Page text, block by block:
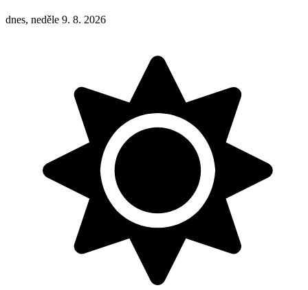
dnes, neděle 9. 8. 2026